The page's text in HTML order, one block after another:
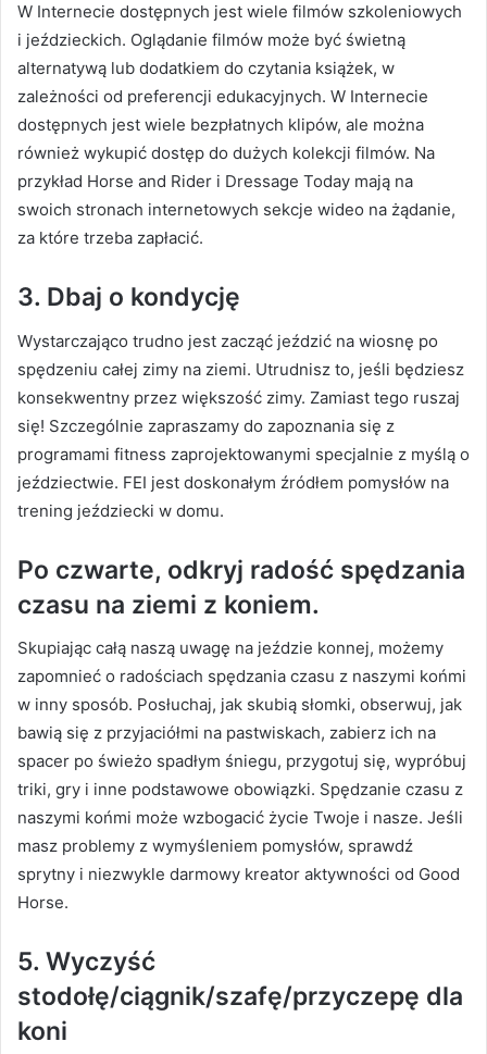
W Internecie dostępnych jest wiele filmów szkoleniowych
i jeździeckich. Oglądanie filmów może być świetną
alternatywą lub dodatkiem do czytania książek, w
zależności od preferencji edukacyjnych. W Internecie
dostępnych jest wiele bezpłatnych klipów, ale można
również wykupić dostęp do dużych kolekcji filmów. Na
przykład Horse and Rider i Dressage Today mają na
swoich stronach internetowych sekcje wideo na żądanie,
za które trzeba zapłacić.
3. Dbaj o kondycję
Wystarczająco trudno jest zacząć jeździć na wiosnę po
spędzeniu całej zimy na ziemi. Utrudnisz to, jeśli będziesz
konsekwentny przez większość zimy. Zamiast tego ruszaj
się! Szczególnie zapraszamy do zapoznania się z
programami fitness zaprojektowanymi specjalnie z myślą o
jeździectwie. FEI jest doskonałym źródłem pomysłów na
trening jeździecki w domu.
Po czwarte, odkryj radość spędzania
czasu na ziemi z koniem.
Skupiając całą naszą uwagę na jeździe konnej, możemy
zapomnieć o radościach spędzania czasu z naszymi końmi
w inny sposób. Posłuchaj, jak skubią słomki, obserwuj, jak
bawią się z przyjaciółmi na pastwiskach, zabierz ich na
spacer po świeżo spadłym śniegu, przygotuj się, wypróbuj
triki, gry i inne podstawowe obowiązki. Spędzanie czasu z
naszymi końmi może wzbogacić życie Twoje i nasze. Jeśli
masz problemy z wymyśleniem pomysłów, sprawdź
sprytny i niezwykle darmowy kreator aktywności od Good
Horse.
5. Wyczyść
stodołę/ciągnik/szafę/przyczepę dla
koni